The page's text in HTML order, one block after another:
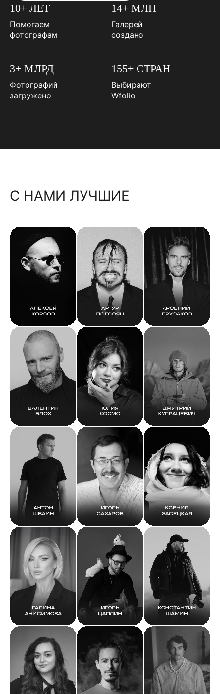
10+ ЛЕТ
Помогаем
фотографам
14+ МЛН
Галерей
создано
3+ МЛРД
Фотографий
загружено
155+ СТРАН
Выбирают
Wfolio
С НАМИ ЛУЧШИЕ